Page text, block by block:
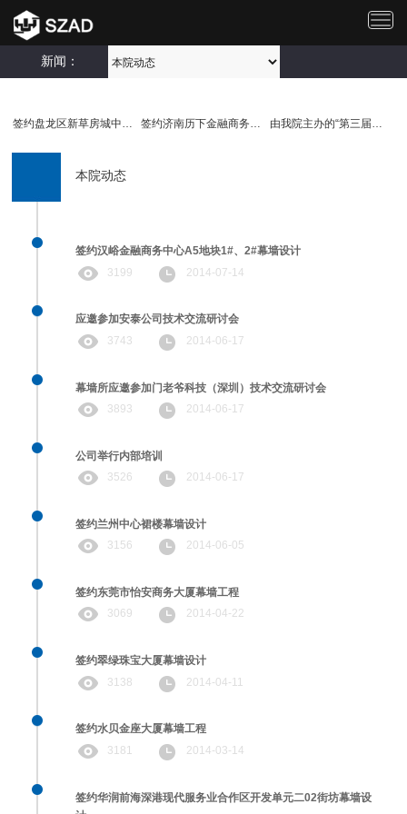
切
航
新闻：
本院动态
签约汉峪金融商务中心A5地块1#、2#幕墙设计
3199
2014-07-14
应邀参加安泰公司技术交流研讨会
3743
2014-06-17
幕墙所应邀参加门老爷科技（深圳）技术交流研讨会
3893
2014-06-17
公司举行内部培训
3526
2014-06-17
签约兰州中心裙楼幕墙设计
3156
2014-06-05
签约东莞市怡安商务大厦幕墙工程
3069
2014-04-22
签约翠绿珠宝大厦幕墙设计
3138
2014-04-11
签约水贝金座大厦幕墙工程
3181
2014-03-14
签约华润前海深港现代服务业合作区开发单元二02街坊幕墙设